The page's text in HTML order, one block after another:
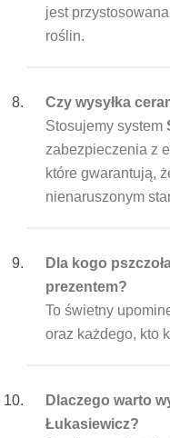
jest
roślin.
Czy wysyłka
Stosujemy system
zabezpieczenia z
które gwarantują,
nienaruszonym
Dla kogo
prezentem?
To świetny
oraz każdego, kto
Dlaczego warto
Łukasiewicz?